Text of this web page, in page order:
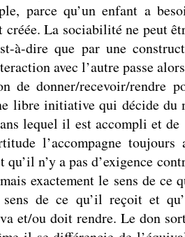
parce qu’un enfant a
La sociabilité ne peut
à-dire que par une
avec l’autre passe
de donner/recevoir/rendre
libre initiative qui décide du
lequel il est accompli et de
l’accompagne
n’y a pas d’exigence
exactement le sens de ce
de ce qu’il reçoit et
et/ou doit rendre. Le don